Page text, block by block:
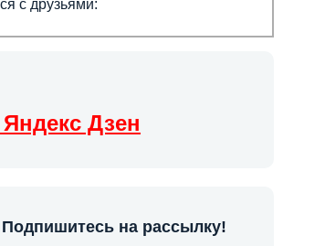
с друзьями:
Дзен
на рассылку!